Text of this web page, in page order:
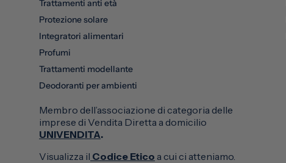
Trattamenti anti età
Protezione solare
Integratori alimentari
Profumi
Trattamenti modellante
Deodoranti per ambienti
Membro dell’associazione di categoria delle
imprese di Vendita Diretta a domicilio
UNIVENDITA.
Visualizza il Codice Etico a cui ci atteniamo.